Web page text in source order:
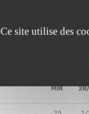
MIN
Ce site utilise des